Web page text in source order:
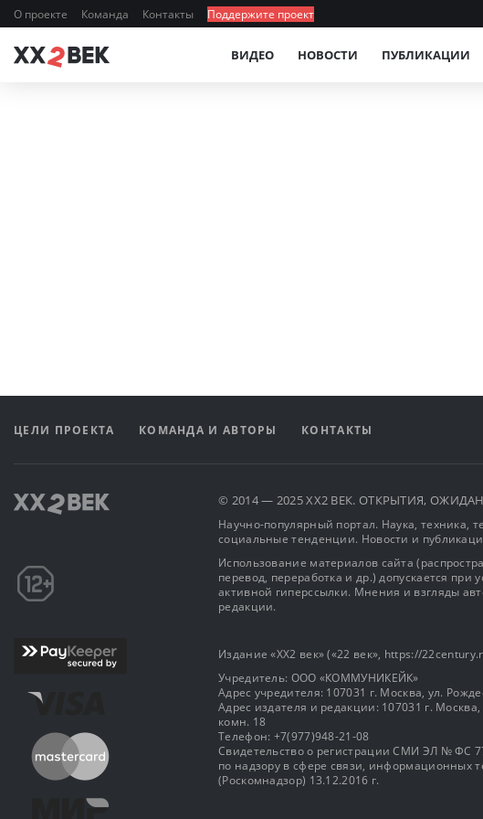
О проекте Команда Контакты Поддержите проект
ВИДЕО НОВОСТИ ПУБЛИКАЦИИ
ЦЕЛИ ПРОЕКТА КОМАНДА И АВТОРЫ КОНТАКТЫ
© 2014 — 2025 XX2 ВЕК. ОТКРЫТИЯ,
Научно-популярный портал. Наука, техника,
социальные тенденции. Новости и
Использование материалов сайта
перевод, переработка и др.) допускается при
активной гиперссылки. Мнения и взгляды
редакции.
Издание «XX2 век» («22 век», https://
Учредитель: OOO «КОММУНИКЕЙК»
Адрес учредителя: 107031 г. Москва, ул.
Адрес издателя и редакции: 107031 г.
комн. 18
Телефон: +7(977)948-21-08
Свидетельство о регистрации СМИ ЭЛ № ФС
по надзору в сфере связи, информационных
(Роскомнадзор) 13.12.2016 г.